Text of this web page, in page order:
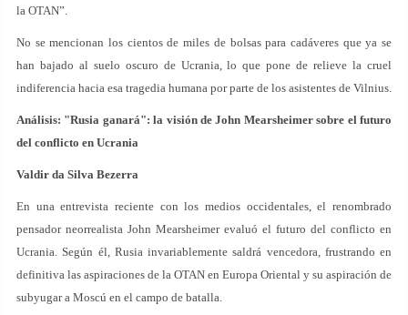
la OTAN”.
No se mencionan los cientos de miles de bolsas para cadáveres que ya se
han bajado al suelo oscuro de Ucrania, lo que pone de relieve la cruel
indiferencia hacia esa tragedia humana por parte de los asistentes de Vilnius.
Análisis: "Rusia ganará": la visión de John Mearsheimer sobre el futuro
del conflicto en Ucrania
Valdir da Silva Bezerra
En una entrevista reciente con los medios occidentales, el renombrado
pensador neorrealista John Mearsheimer evaluó el futuro del conflicto en
Ucrania. Según él, Rusia invariablemente saldrá vencedora, frustrando en
definitiva las aspiraciones de la OTAN en Europa Oriental y su aspiración de
subyugar a Moscú en el campo de batalla.